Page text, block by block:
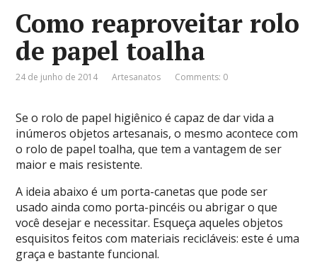
Como reaproveitar rolo
de papel toalha
24 de junho de 2014 Artesanatos Comments: 0
Se o rolo de papel higiênico é capaz de dar vida a
inúmeros objetos artesanais, o mesmo acontece com
o rolo de papel toalha, que tem a vantagem de ser
maior e mais resistente.
A ideia abaixo é um porta-canetas que pode ser
usado ainda como porta-pincéis ou abrigar o que
você desejar e necessitar. Esqueça aqueles objetos
esquisitos feitos com materiais recicláveis: este é uma
graça e bastante funcional.